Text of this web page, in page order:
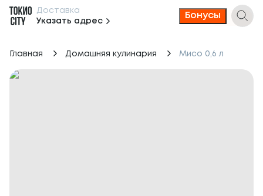
Доставка
Указать адрес
Бонусы
Главная Домашняя кулинария Мисо 0,6 л